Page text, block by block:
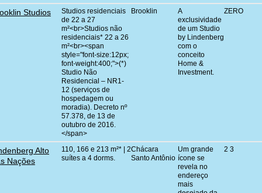
Studios
Studios residenciais
de 22 a 27
m²<br>Studios não
residenciais* 22 a 26
m²<br><span
style="font-size:12px;
font-weight:400;">(*)
Studio Não
Residencial – NR1-
12 (serviços de
hospedagem ou
moradia). Decreto nº
57.378, de 13 de
outubro de 2016.
</span>
Brooklin
A
exclusividade
de um Studio
by Lindenberg
com o
conceito
Home &
Investment.
ZERO
Alto
Nações
110, 166 e 213 m²* | 2
suítes a 4 dorms.
Chácara
Santo Antônio
Um grande
ícone se
revela no
endereço
mais
2 3